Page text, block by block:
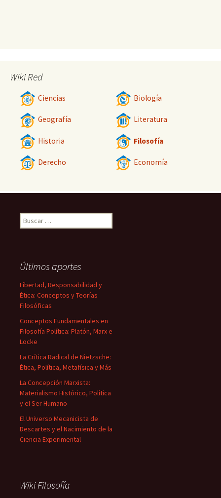
Wiki Red
Ciencias Biología
Geografía Literatura
Historia Filosofía
Derecho Economía
Buscar:
Últimos aportes
Libertad, Responsabilidad y
Ética: Conceptos y Teorías
Filosóficas
Conceptos Fundamentales en
Filosofía Política: Platón, Marx e
Locke
La Crítica Radical de Nietzsche:
Ética, Política, Metafísica y Más
La Concepción Marxista:
Materialismo Histórico, Política
y el Ser Humano
El Universo Mecanicista de
Descartes y el Nacimiento de la
Ciencia Experimental
Wiki Filosofía